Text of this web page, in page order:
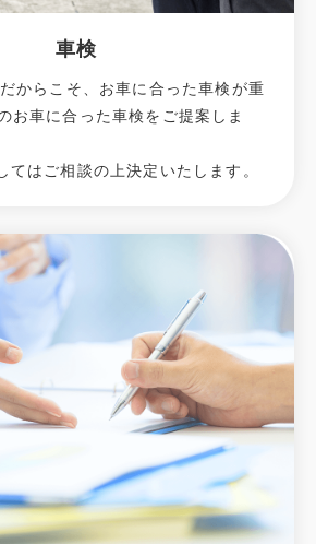
車検
からこそ、お車に合った車検が重
お車に合った車検をご提案しま
はご相談の上決定いたします。